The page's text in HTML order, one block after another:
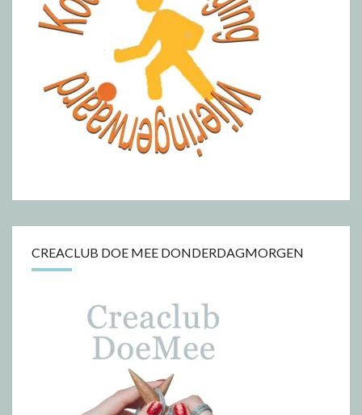
CREACLUB DOE MEE DONDERDAGMORGEN